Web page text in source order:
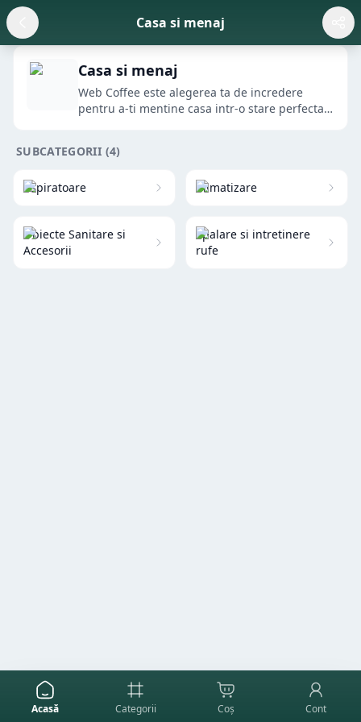
Casa si menaj
Casa si menaj
Web Coffee este alegerea ta de incredere
pentru a-ti mentine casa intr-o stare perfecta
SUBCATEGORII (4)
Aspiratoare Climatizare
Obiecte Sanitare si
Accesorii
Spalare si intretinere
rufe
Acasă Categorii Coș Cont